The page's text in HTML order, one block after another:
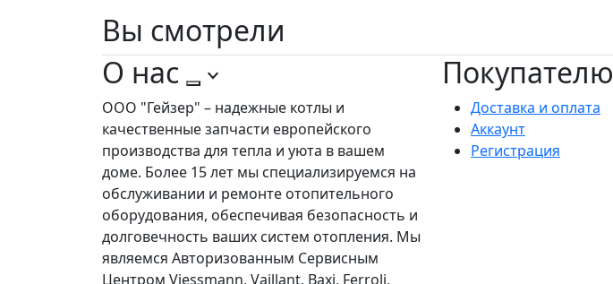
Вы смотрели
О нас
ООО "Гейзер" – надежные котлы и
качественные запчасти европейского
производства для тепла и уюта в вашем
доме. Более 15 лет мы специализируемся на
обслуживании и ремонте отопительного
оборудования, обеспечивая безопасность и
долговечность ваших систем отопления. Мы
являемся Авторизованным Сервисным
Центром Viessmann, Vaillant, Baxi, Ferroli,
Покупателю
Доставка и оплата
Аккаунт
Регистрация